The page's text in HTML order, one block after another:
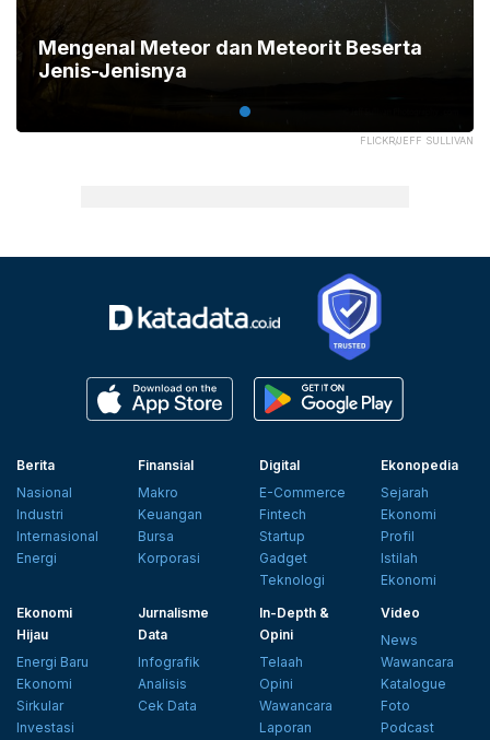
FLICKR/JEFF SULLIVAN
Mengenal Meteor dan Meteorit Beserta
Jenis-Jenisnya
Berita
Nasional
Industri
Internasional
Energi
Finansial
Makro
Keuangan
Bursa
Korporasi
Digital
E-Commerce
Fintech
Startup
Gadget
Teknologi
Ekonopedia
Sejarah
Ekonomi
Profil
Istilah
Ekonomi
Ekonomi
Hijau
Energi Baru
Ekonomi
Sirkular
Investasi
Jurnalisme
Data
Infografik
Analisis
Cek Data
In-Depth &
Opini
Telaah
Opini
Wawancara
Laporan
Video
News
Wawancara
Katalogue
Foto
Podcast